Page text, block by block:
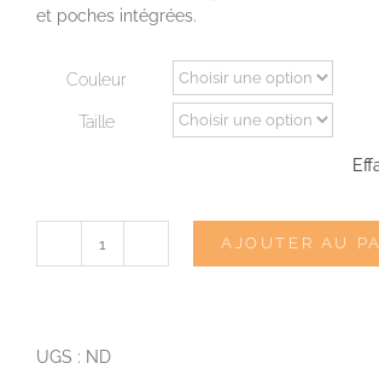
et poches intégrées.
Couleur
Taille
quantité
AJOUTER AU
UGS : ND